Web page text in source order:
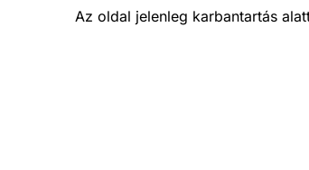
Az oldal jelenleg karbantartás